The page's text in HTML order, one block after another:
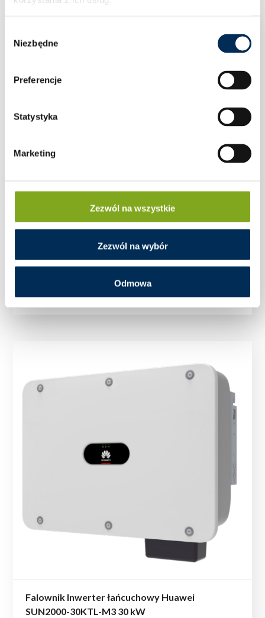
zgody
Niezbędne
Preferencje
Statystyka
Marketing
Zezwól na wszystkie
Zezwól na wybór
Odmowa
Falownik Inwerter trójfazowy Huawei SUN2000-
Falownik Inwerter łańcuchowy Huawei
SUN2000-30KTL-M3 30 kW